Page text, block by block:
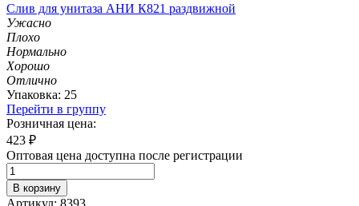
Слив для унитаза АНИ К821 раздвижной
Ужасно
Плохо
Нормально
Хорошо
Отлично
Упаковка: 25
Перейти в группу
Розничная цена:
423 ₽
Оптовая цена доступна после регистрации
В корзину
Артикул: 8393